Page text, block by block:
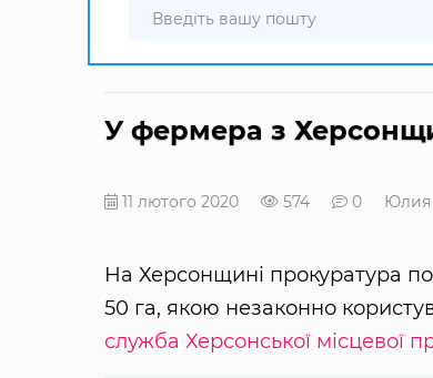
У фермера з
11 лютого 2020 574 0 Юлия
На Херсонщині прокуратура
50 га, якою незаконно
служба Херсонської місцевої